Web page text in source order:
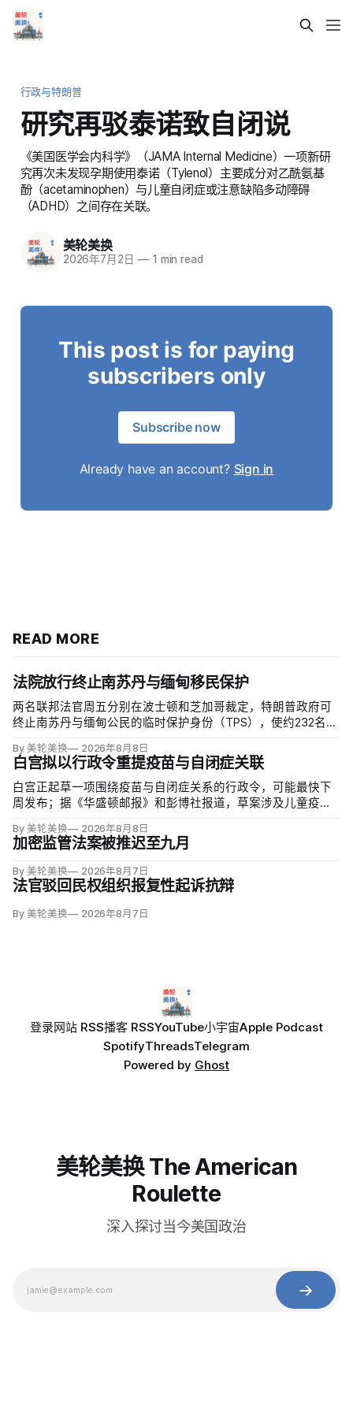
行政与特朗普
研究再驳泰诺致自闭说
《美国医学会内科学》（JAMA Internal Medicine）一项新研
究再次未发现孕期使用泰诺（Tylenol）主要成分对乙酰氨基
酚（acetaminophen）与儿童自闭症或注意缺陷多动障碍
（ADHD）之间存在关联。
美轮美换
2026年7月2日 —1 min read
This post is for paying
subscribers only
Subscribe now
Already have an account? Sign in
READ MORE
法院放行终止南苏丹与缅甸移民保护
两名联邦法官周五分别在波士顿和芝加哥裁定，特朗普政府可
终止南苏丹与缅甸公民的临时保护身份（TPS），使约232名南
障。两国分别因长期武装冲突及2021年军事政变后动荡而获指
定；国土安全部去年11月决定取消保护。
By 美轮美换 2026年8月8日
白宫拟以行政令重提疫苗与自闭症关联
白宫正起草一项围绕疫苗与自闭症关系的行政令，可能最快下
周发布；据《华盛顿邮报》和彭博社报道，草案涉及儿童疫苗
项覆盖全球数百万儿童的高质量研究均未发现儿童疫苗导致自
闭症，相关说法源自一项后来撤稿的欺诈性研究，作者也被吊
销执照。
By 美轮美换 2026年8月8日
加密监管法案被推迟至九月
By 美轮美换 2026年8月7日
法官驳回民权组织报复性起诉抗辩
By 美轮美换 2026年8月7日
登录网站 RSS播客 RSSYouTube小宇宙Apple Podcast
SpotifyThreadsTelegram
Powered by Ghost
美轮美换 The American
Roulette
深入探讨当今美国政治